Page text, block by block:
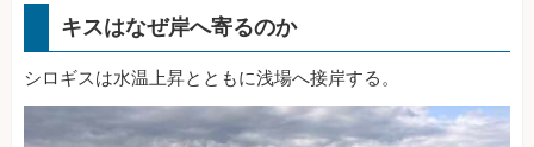
キスはなぜ岸へ寄るのか
シロギスは水温上昇とともに浅場へ接岸する。